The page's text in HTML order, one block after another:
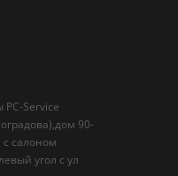
Service
90-
салоном
угол с ул